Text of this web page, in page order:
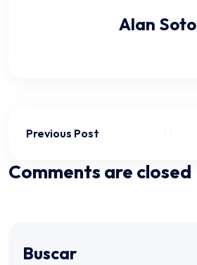
Alan Soto
Previous Post
Comments are closed
Buscar